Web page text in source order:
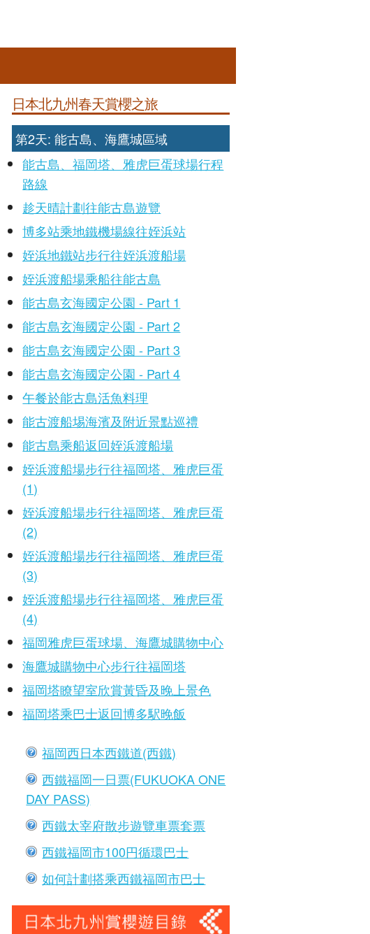
日本北九州春天賞櫻之旅
第2天: 能古島、海鷹城區域
能古島、福岡塔、雅虎巨蛋球場行程
路線
趁天晴計劃往能古島遊覽
博多站乘地鐵機場線往姪浜站
姪浜地鐵站步行往姪浜渡船場
姪浜渡船場乘船往能古島
能古島玄海國定公園 - Part 1
能古島玄海國定公園 - Part 2
能古島玄海國定公園 - Part 3
能古島玄海國定公園 - Part 4
午餐於能古島活魚料理
能古渡船埸海濱及附近景點巡禮
能古島乘船返回姪浜渡船場
姪浜渡船場步行往福岡塔、雅虎巨蛋
(1)
姪浜渡船場步行往福岡塔、雅虎巨蛋
(2)
姪浜渡船場步行往福岡塔、雅虎巨蛋
(3)
姪浜渡船場步行往福岡塔、雅虎巨蛋
(4)
福岡雅虎巨蛋球場、海鷹城購物中心
海鷹城購物中心步行往福岡塔
福岡塔瞭望室欣賞黃昏及晚上景色
福岡塔乘巴士返回博多駅晚飯
福岡西日本西鐵道(西鐵)
西鐵福岡一日票(FUKUOKA ONE
DAY PASS)
西鐵太宰府散步遊覽車票套票
西鐵福岡市100円循環巴士
如何計劃搭乘西鐵福岡市巴士